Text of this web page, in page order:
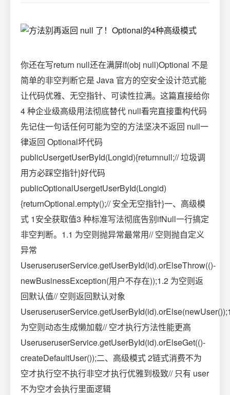
你还在写return null还在满屏if(obj null)Optional 不是
简单的非空判断它是 Java 官方的空安全设计范式能
让代码优雅、无空指针、可读性拉满。这篇直接给你
4 种企业级高级用法彻底替代 null看完直接重构代码
先记住一句话任何可能为空的方法坚决不返回 null一
律返回 Optional坏代码
publicUsergetUserById(Longid){returnnull;// 垃圾调
用方必踩空指针}好代码
publicOptionalUsergetUserById(Longid)
{returnOptional.empty();// 安全无空指针}一、高级模
式 1安全获取值3 种标准写法彻底告别ifNull一行搞定
非空判断。1.1 为空则抛异常最常用// 空则抛自定义
异常
UseruseruserService.getUserById(id).orElseThrow(()-
newBusinessException(用户不存在));1.2 为空则返
回默认值// 空则返回默认对象
为空则动态生成懒加载// 空才执行方法性能更高
UseruseruserService.getUserById(id).orElseGet(()-
createDefaultUser());二、高级模式 2链式消费不为
空才执行空不执行非空才执行优雅到极致// 只有 user
不为空才会执行里面逻辑